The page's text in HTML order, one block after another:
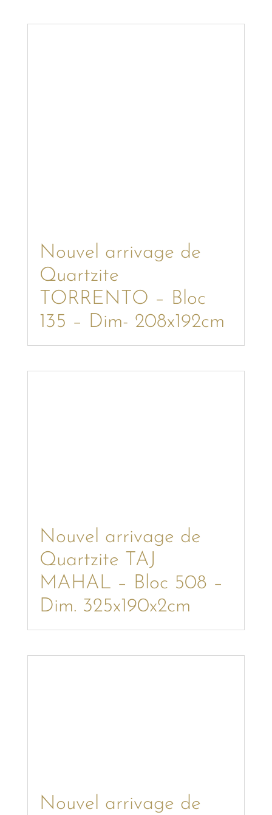
Nouvel arrivage de
Quartzite
TORRENTO – Bloc
135 – Dim- 208x192cm
Nouvel arrivage de
Quartzite TAJ
MAHAL – Bloc 508 –
Dim. 325x190x2cm
Nouvel arrivage de